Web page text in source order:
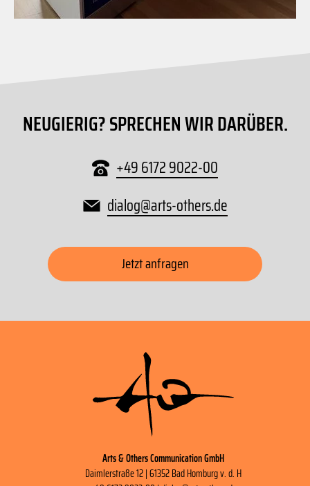
NEUGIERIG? SPRECHEN WIR DARÜBER.
+49 6172 9022-00
dialog@arts-others.de
Jetzt anfragen
Arts & Others Communication GmbH
Daimlerstraße 12 | 61352 Bad Homburg v. d. H